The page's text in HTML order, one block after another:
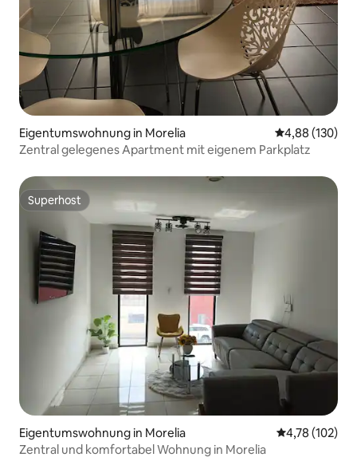
Eigentumswohnung in Morelia
4,88 (130)
Zentral gelegenes Apartment mit eigenem Parkplatz
Superhost
Superhost
Eigentumswohnung in Morelia
4,78 (102)
Zentral und komfortabel Wohnung in Morelia